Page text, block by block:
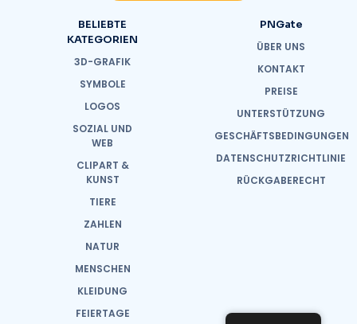
BELIEBTE
KATEGORIEN
3D-GRAFIK
SYMBOLE
LOGOS
SOZIAL UND
WEB
CLIPART &
KUNST
TIERE
ZAHLEN
NATUR
MENSCHEN
KLEIDUNG
FEIERTAGE
PNGate
ÜBER UNS
KONTAKT
PREISE
UNTERSTÜTZUNG
GESCHÄFTSBEDINGUNGEN
DATENSCHUTZRICHTLINIE
RÜCKGABERECHT